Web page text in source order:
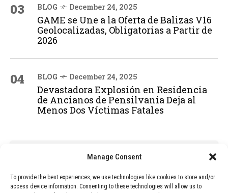
Manage Consent
To provide the best experiences, we use technologies like cookies to store and/or
access device information. Consenting to these technologies will allow us to
03 BLOG December 24, 2025
GAME se Une a la Oferta de Balizas V16
Geolocalizadas, Obligatorias a Partir de
2026
04 BLOG December 24, 2025
Devastadora Explosión en Residencia
de Ancianos de Pensilvania Deja al
Menos Dos Víctimas Fatales